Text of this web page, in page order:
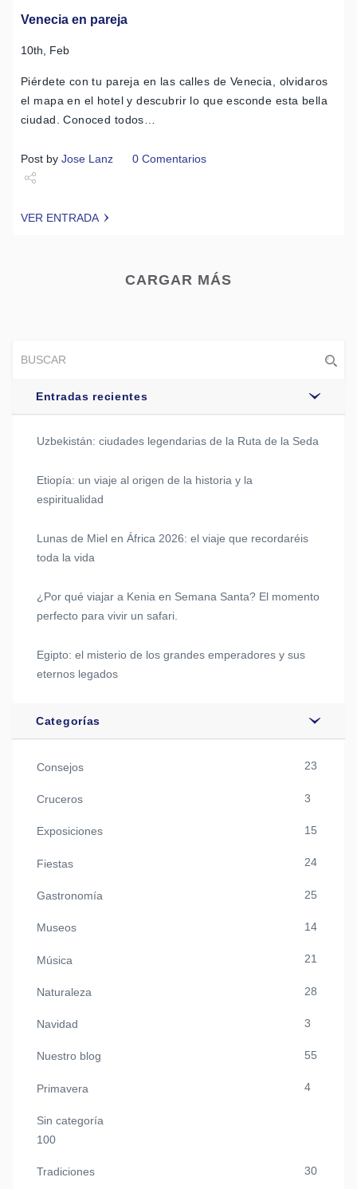
Venecia en pareja
10th, Feb
Piérdete con tu pareja en las calles de Venecia, olvidaros
el mapa en el hotel y descubrir lo que esconde esta bella
ciudad. Conoced todos…
Post by Jose Lanz 0 Comentarios
VER ENTRADA
CARGAR MÁS
Entradas recientes
Uzbekistán: ciudades legendarias de la Ruta de la Seda
Etiopía: un viaje al origen de la historia y la
espiritualidad
Lunas de Miel en África 2026: el viaje que recordaréis
toda la vida
¿Por qué viajar a Kenia en Semana Santa? El momento
perfecto para vivir un safari.
Egipto: el misterio de los grandes emperadores y sus
eternos legados
Categorías
Consejos 23
Cruceros 3
Exposiciones 15
Fiestas 24
Gastronomía 25
Museos 14
Música 21
Naturaleza 28
Navidad 3
Nuestro blog 55
Primavera 4
Sin categoría
100
Tradiciones 30